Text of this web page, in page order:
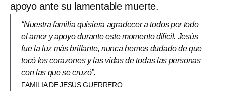
apoyo ante su lamentable muerte.
“Nuestra familia quisiera agradecer a todos por todo
el amor y apoyo durante este momento difícil. Jesús
fue la luz más brillante, nunca hemos dudado de que
tocó los corazones y las vidas de todas las personas
con las que se cruzó”.
FAMILIA DE JESUS GUERRERO.